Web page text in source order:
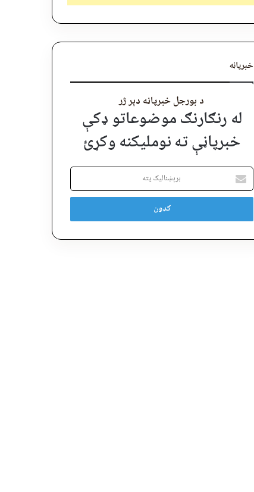
خبرپاڼه
د بورجل خبرپاڼه ډېر ژر
له رنګارنګ موضوعاتو ډکې
خبرپاڼې ته نوملیکنه وکړئ
برېښنالیک
پته